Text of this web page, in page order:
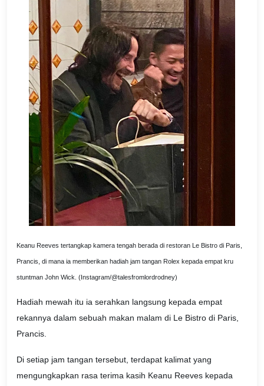
Keanu Reeves tertangkap kamera tengah berada di restoran Le Bistro di Paris,
Prancis, di mana ia memberikan hadiah jam tangan Rolex kepada empat kru
stuntman John Wick. (Instagram/@talesfromlordrodney)
Hadiah mewah itu ia serahkan langsung kepada empat
rekannya dalam sebuah makan malam di Le Bistro di Paris,
Prancis.
Di setiap jam tangan tersebut, terdapat kalimat yang
mengungkapkan rasa terima kasih Keanu Reeves kepada